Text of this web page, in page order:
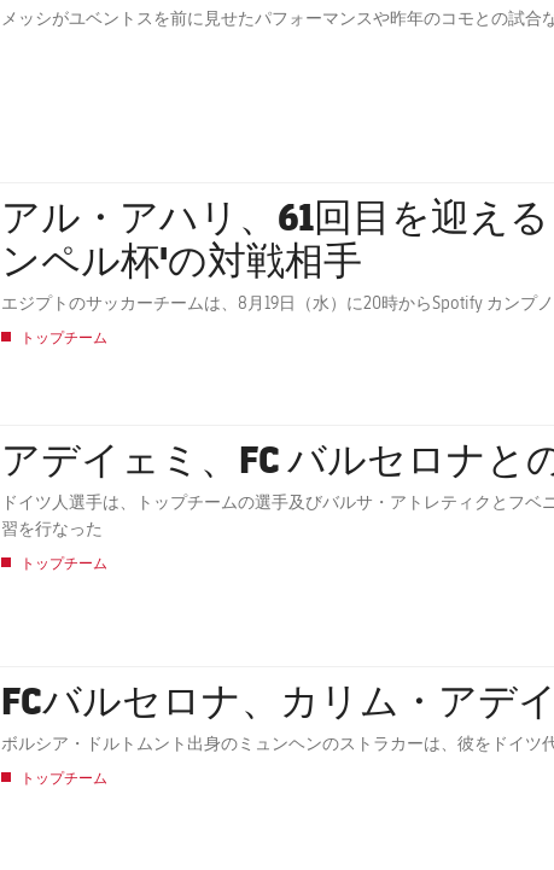
メッシがユベントスを前に見せたパフォーマンスや昨年のコモとの試合
アル・アハリ、61回目を迎える 'エストレジャ・ダムン・ガ
ンペル杯'の対戦相手
エジプトのサッカーチームは、8月19日（水）に20時からSpotify カンプ
トップチーム
アデイェミ、FC バルセロナと
ドイツ人選手は、トップチームの選手及びバルサ・アトレティクとフ
習を行なった
トップチーム
FCバルセロナ、カリム・アデ
ボルシア・ドルトムント出身のミュンヘンのストラカーは、彼をドイツ
トップチーム